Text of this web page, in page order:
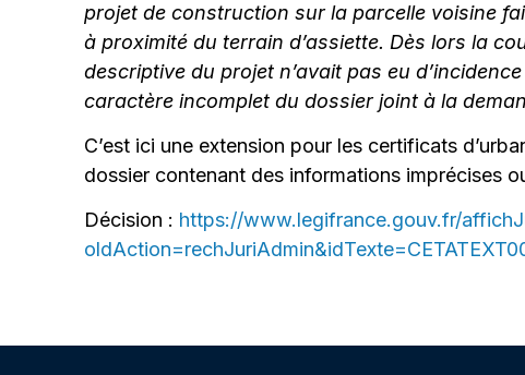
projet de construction sur la parcelle voisine
à proximité du terrain d’assiette. Dès lors la
descriptive du projet n’avait pas eu
caractère incomplet du dossier joint à la
C’est ici une extension pour les certificats
dossier contenant des informations imprécises
Décision : https://www.legifrance.gouv.fr/